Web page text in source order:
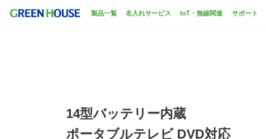
製品一覧 名入れサービス IoT・無線関連 サポート
14型バッテリー内蔵
ポータブルテレビ DVD対応